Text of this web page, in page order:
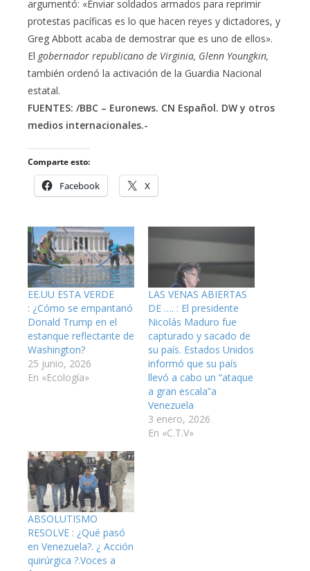
argumentó: «Enviar soldados armados para reprimir
protestas pacíficas es lo que hacen reyes y dictadores, y
Greg Abbott acaba de demostrar que es uno de ellos».
El gobernador republicano de Virginia, Glenn Youngkin,
también ordenó la activación de la Guardia Nacional
estatal.
FUENTES: /BBC – Euronews. CN Español. DW y otros
medios internacionales.-
Comparte esto:
Facebook X
EE.UU ESTA VERDE
: ¿Cómo se empantanó
Donald Trump en el
estanque reflectante de
Washington?
25 junio, 2026
En «Ecología»
LAS VENAS ABIERTAS
DE …. : El presidente
Nicolás Maduro fue
capturado y sacado de
su país. Estados Unidos
informó que su país
llevó a cabo un “ataque
a gran escala”a
Venezuela
3 enero, 2026
En «C.T.V»
ABSOLUTISMO
RESOLVE : ¿Qué pasó
en Venezuela?. ¿ Acción
quirúrgica ?.Voces a